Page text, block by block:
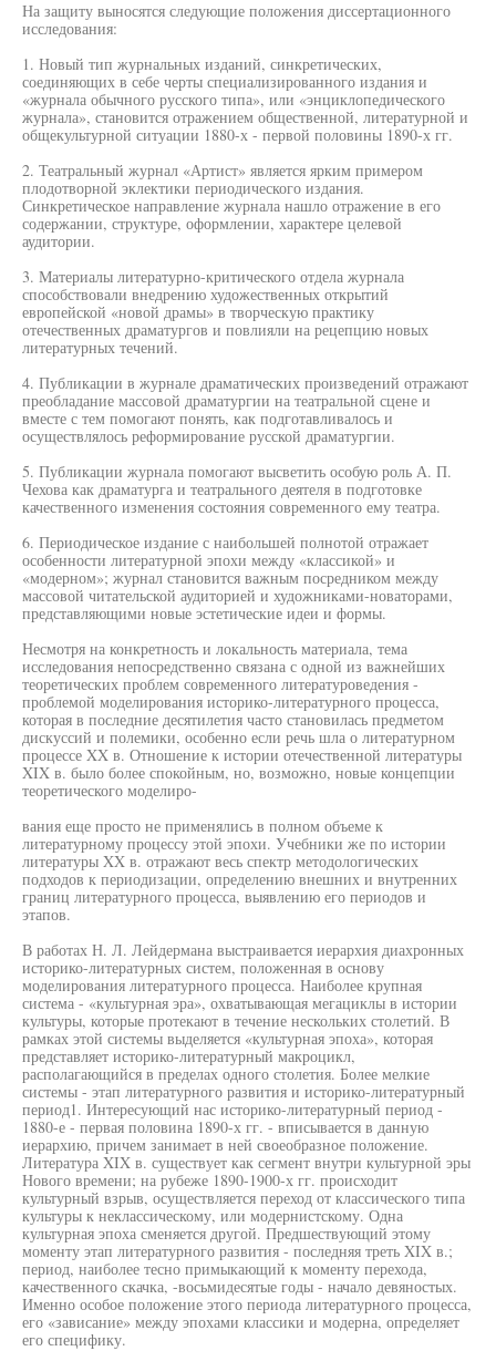
На защиту выносятся следующие положения диссертационного
исследования:
1. Новый тип журнальных изданий, синкретических,
соединяющих в себе черты специализированного издания и
«журнала обычного русского типа», или «энциклопедического
журнала», становится отражением общественной, литературной и
общекультурной ситуации 1880-х - первой половины 1890-х гг.
2. Театральный журнал «Артист» является ярким примером
плодотворной эклектики периодического издания.
Синкретическое направление журнала нашло отражение в его
содержании, структуре, оформлении, характере целевой
аудитории.
3. Материалы литературно-критического отдела журнала
способствовали внедрению художественных открытий
европейской «новой драмы» в творческую практику
отечественных драматургов и повлияли на рецепцию новых
литературных течений.
4. Публикации в журнале драматических произведений отражают
преобладание массовой драматургии на театральной сцене и
вместе с тем помогают понять, как подготавливалось и
осуществлялось реформирование русской драматургии.
5. Публикации журнала помогают высветить особую роль А. П.
Чехова как драматурга и театрального деятеля в подготовке
качественного изменения состояния современного ему театра.
6. Периодическое издание с наибольшей полнотой отражает
особенности литературной эпохи между «классикой» и
«модерном»; журнал становится важным посредником между
массовой читательской аудиторией и художниками-новаторами,
представляющими новые эстетические идеи и формы.
Несмотря на конкретность и локальность материала, тема
исследования непосредственно связана с одной из важнейших
теоретических проблем современного литературоведения -
проблемой моделирования историко-литературного процесса,
которая в последние десятилетия часто становилась предметом
дискуссий и полемики, особенно если речь шла о литературном
процессе XX в. Отношение к истории отечественной литературы
XIX в. было более спокойным, но, возможно, новые концепции
теоретического моделиро-
вания еще просто не применялись в полном объеме к
литературному процессу этой эпохи. Учебники же по истории
литературы XX в. отражают весь спектр методологических
подходов к периодизации, определению внешних и внутренних
границ литературного процесса, выявлению его периодов и
этапов.
В работах Н. Л. Лейдермана выстраивается иерархия диахронных
историко-литературных систем, положенная в основу
моделирования литературного процесса. Наиболее крупная
система - «культурная эра», охватывающая мегациклы в истории
культуры, которые протекают в течение нескольких столетий. В
рамках этой системы выделяется «культурная эпоха», которая
представляет историко-литературный макроцикл,
располагающийся в пределах одного столетия. Более мелкие
системы - этап литературного развития и историко-литературный
период1. Интересующий нас историко-литературный период -
1880-е - первая половина 1890-х гг. - вписывается в данную
иерархию, причем занимает в ней своеобразное положение.
Литература XIX в. существует как сегмент внутри культурной эры
Нового времени; на рубеже 1890-1900-х гг. происходит
культурный взрыв, осуществляется переход от классического типа
культуры к неклассическому, или модернистскому. Одна
культурная эпоха сменяется другой. Предшествующий этому
моменту этап литературного развития - последняя треть XIX в.;
период, наиболее тесно примыкающий к моменту перехода,
качественного скачка, -восьмидесятые годы - начало девяностых.
Именно особое положение этого периода литературного процесса,
его «зависание» между эпохами классики и модерна, определяет
его специфику.